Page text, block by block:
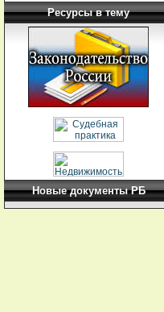
Ресурсы в тему
Новые документы РБ